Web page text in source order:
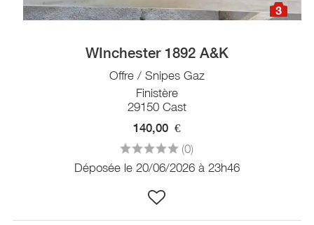
3
WInchester 1892 A&K
Offre / Snipes Gaz
Finistère
29150 Cast
140,00 €
(0)
Déposée le 20/06/2026 à 23h46